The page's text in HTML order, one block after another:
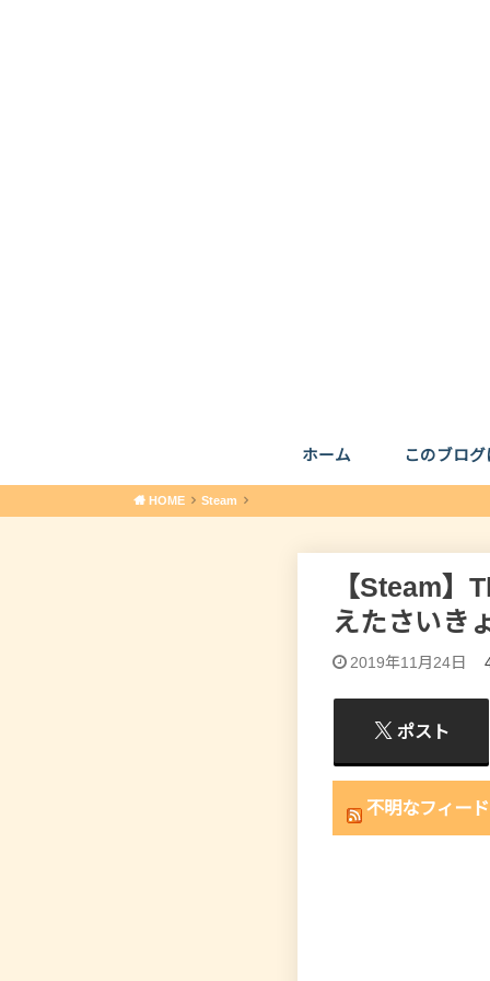
ホーム このブロ
HOME Steam
【Steam
えたさいき
2019年11月24日
ポスト
不明なフィード